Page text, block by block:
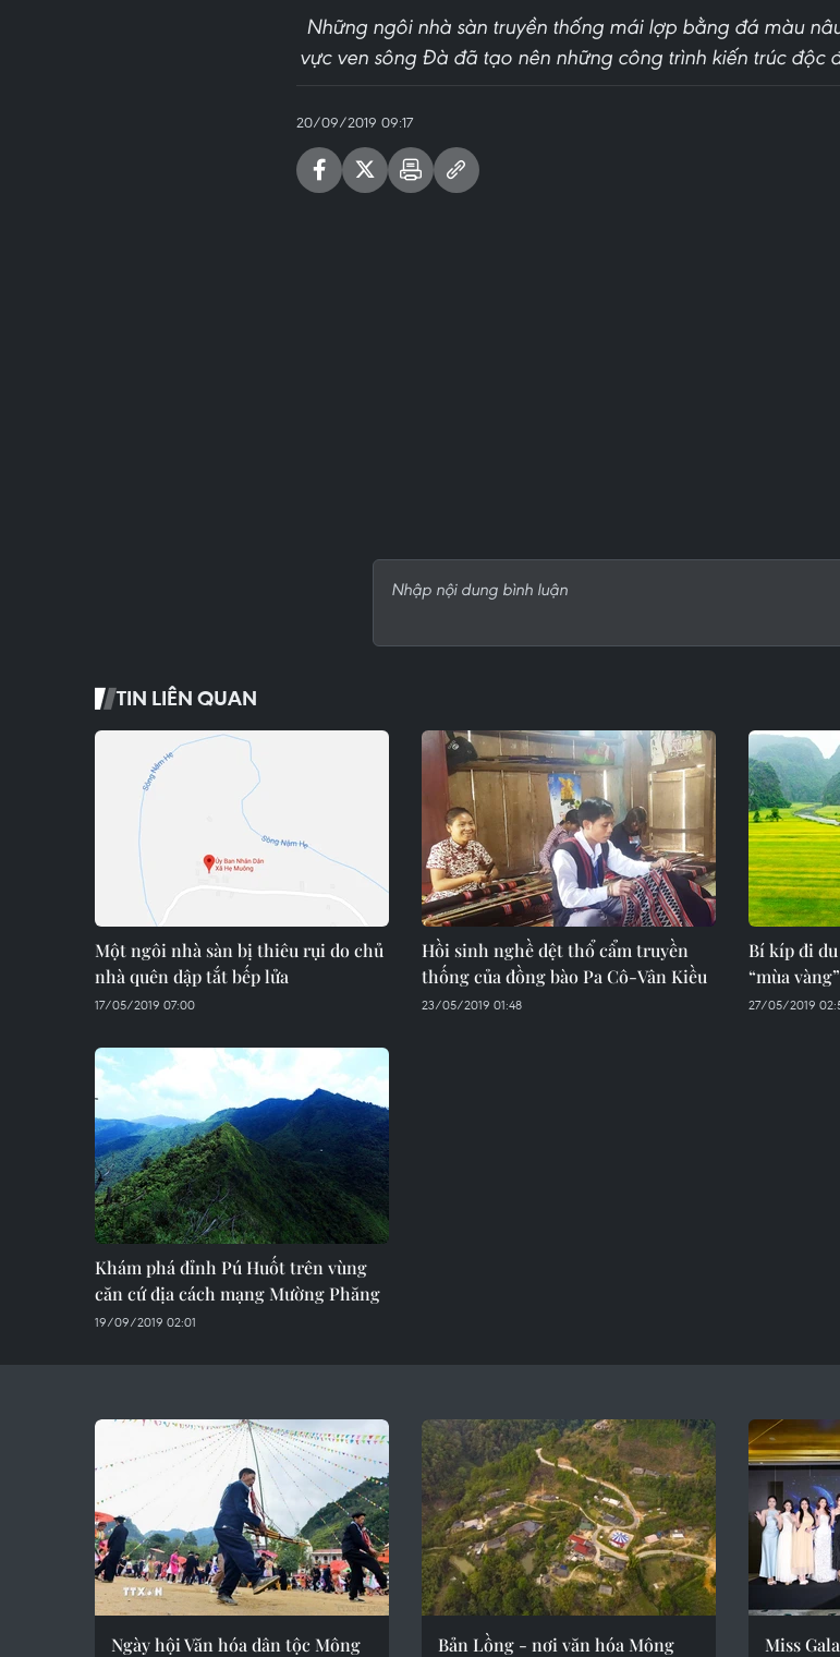
Những ngôi nhà sàn truyền thống mái lợp bằng đá màu
vực ven sông Đà đã tạo nên những công trình kiến trúc độc
20/09/2019 09:17
TIN LIÊN QUAN
Một ngôi nhà sàn bị thiêu rụi do chủ
nhà quên dập tắt bếp lửa
17/05/2019 07:00
Hồi sinh nghề dệt thổ cẩm truyền
thống của đồng bào Pa Cô-Vân Kiều
23/05/2019 01:48
Bí kíp đi
“mùa
27/05/2019
Khám phá đỉnh Pú Huốt trên vùng
căn cứ địa cách mạng Mường Phăng
19/09/2019 02:01
Ngày hội Văn hóa dân tộc Mông
Bản Lồng - nơi văn hóa Mông
Miss